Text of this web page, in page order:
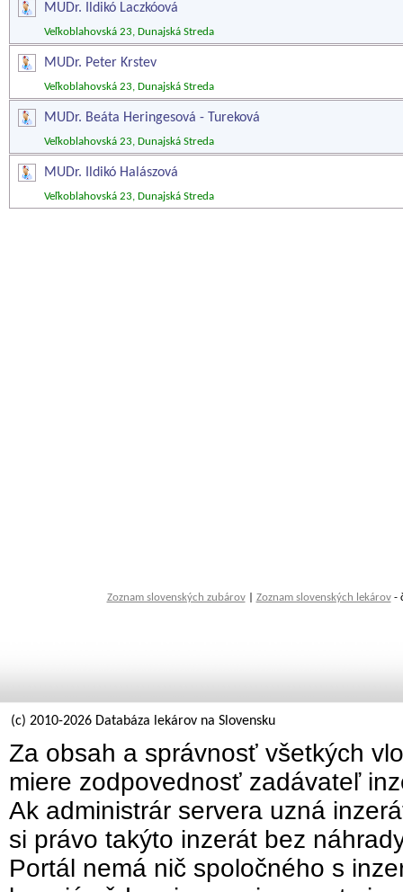
MUDr. Ildikó Laczkóová
Veľkoblahovská 23, Dunajská Streda
MUDr. Peter Krstev
Veľkoblahovská 23, Dunajská Streda
MUDr. Beáta Heringesová - Tureková
Veľkoblahovská 23, Dunajská Streda
MUDr. Ildikó Halászová
Veľkoblahovská 23, Dunajská Streda
Zoznam slovenských zubárov| Zoznam slovenských lekárov-
(c) 2010-2026 Databáza lekárov na Slovensku
Za obsah a správnosť všetkých
miere zodpovednosť zadávateľ
Ak administrár servera uzná
si právo takýto inzerát bez
Portál nemá nič spoločného s